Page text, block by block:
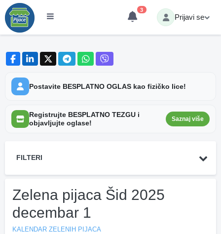
3
Prijavi se
Postavite BESPLATNO OGLAS kao fizičko lice!
Registrujte BESPLATNO TEZGU i
objavljujte oglase!
Saznaj više
FILTERI
Zelena pijaca Šid 2025
decembar 1
KALENDAR ZELENIH PIJACA